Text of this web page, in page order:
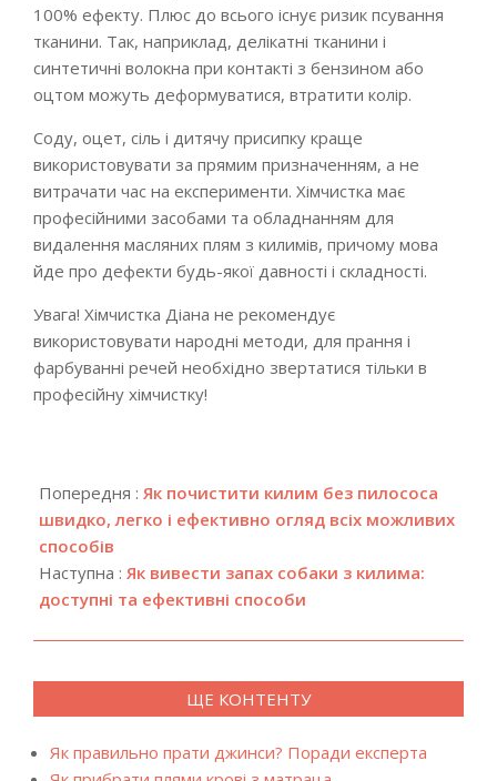
100% ефекту. Плюс до всього існує ризик псування
тканини. Так, наприклад, делікатні тканини і
синтетичні волокна при контакті з бензином або
оцтом можуть деформуватися, втратити колір.
Соду, оцет, сіль і дитячу присипку краще
використовувати за прямим призначенням, а не
витрачати час на експерименти. Хімчистка має
професійними засобами та обладнанням для
видалення масляних плям з килимів, причому мова
йде про дефекти будь-якої давності і складності.
Увага! Хімчистка Діана не рекомендує
використовувати народні методи, для прання і
фарбуванні речей необхідно звертатися тільки в
професійну хімчистку!
08-
22
Попередня : Як почистити килим без пилососа
швидко, легко і ефективно огляд всіх можливих
способів
Наступна : Як вивести запах собаки з килима:
доступні та ефективні способи
ЩЕ КОНТЕНТУ
Як правильно прати джинси? Поради експерта